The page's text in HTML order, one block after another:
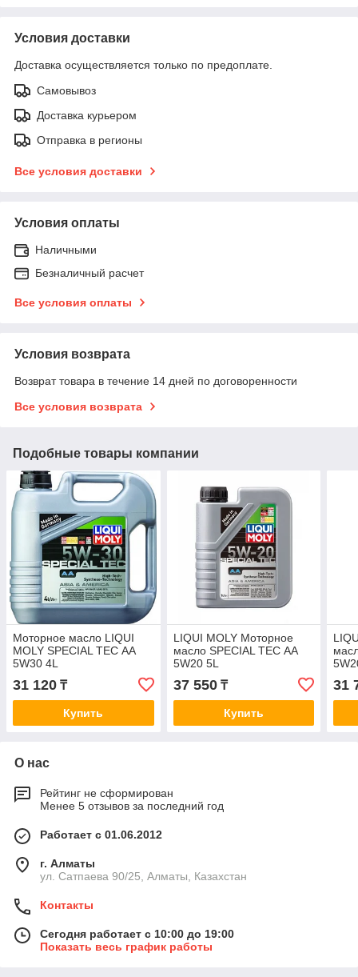
Условия доставки
Доставка осуществляется только по предоплате.
Самовывоз
Доставка курьером
Отправка в регионы
Все условия доставки
Условия оплаты
Наличными
Безналичный расчет
Все условия оплаты
Условия возврата
Возврат товара в течение 14 дней по договоренности
Все условия возврата
Подобные товары компании
Моторное масло LIQUI
MOLY SPECIAL ТЕС АА
5W30 4L
31 120 ₸
Купить
LIQUI MOLY Моторное
масло SPECIAL ТЕС AA
5W20 5L
37 550₸
Купить
31
О нас
Рейтинг не сформирован
Менее 5 отзывов за последний год
Работает с 01.06.2012
г. Алматы
ул. Сатпаева 90/25, Алматы, Казахстан
Контакты
Сегодня работает с 10:00 до 19:00
Показать весь график работы